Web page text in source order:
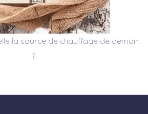
la source de chauffage de demain
?